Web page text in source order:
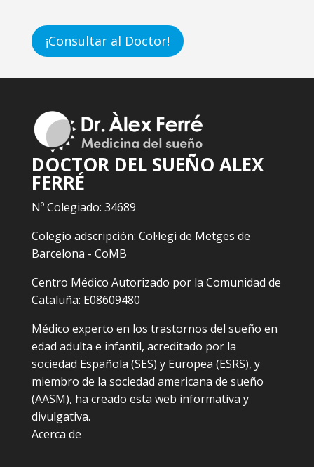
¡Consultar al Doctor!
DOCTOR DEL SUEÑO ALEX
FERRÉ
Nº Colegiado: 34689
Colegio adscripción: Col·legi de Metges de
Barcelona - CoMB
Centro Médico Autorizado por la Comunidad de
Cataluña: E08609480
Médico experto en los trastornos del sueño en
edad adulta e infantil, acreditado por la
sociedad Española (SES) y Europea (ESRS), y
miembro de la sociedad americana de sueño
(AASM), ha creado esta web informativa y
divulgativa.
Acerca de